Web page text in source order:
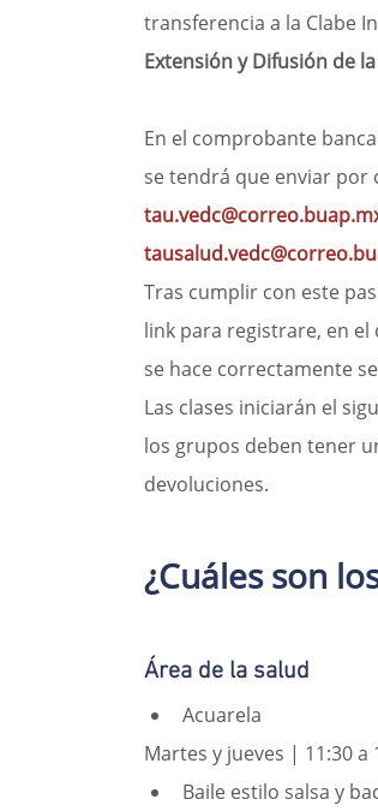
transferencia a la Clabe
Extensión y Difusión de
En el comprobante
se tendrá que enviar por
Tras cumplir con este
link para registrare, en el
se hace correctamente
Las clases iniciarán el
los grupos deben tener
devoluciones.
¿Cuáles son
Área de la salud
Acuarela
Martes y jueves | 11:30 a
Baile estilo salsa y